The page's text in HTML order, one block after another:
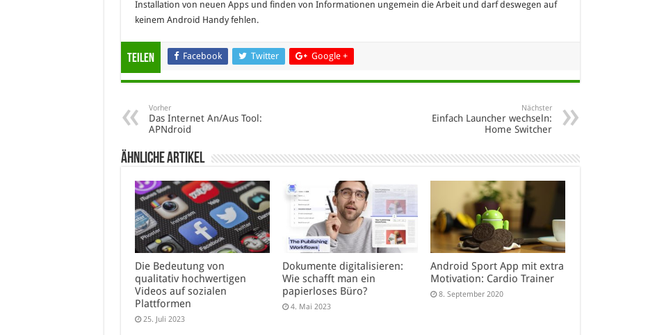
Installation von neuen Apps und finden von Informationen ungemein die Arbeit und darf deswegen auf
keinem Android Handy fehlen.
Teilen Facebook Twitter Google +
Vorher
Das Internet An/Aus Tool:
APNdroid
Nächster
Einfach Launcher wechseln:
Home Switcher
Ähnliche Artikel
Die Bedeutung von
qualitativ hochwertigen
Videos auf sozialen
Plattformen
25. Juli 2023
Dokumente digitalisieren:
Wie schafft man ein
papierloses Büro?
4. Mai 2023
Android Sport App mit extra
Motivation: Cardio Trainer
8. September 2020